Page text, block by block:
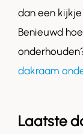
dan een
Benieuwd
dakraam
Laatste